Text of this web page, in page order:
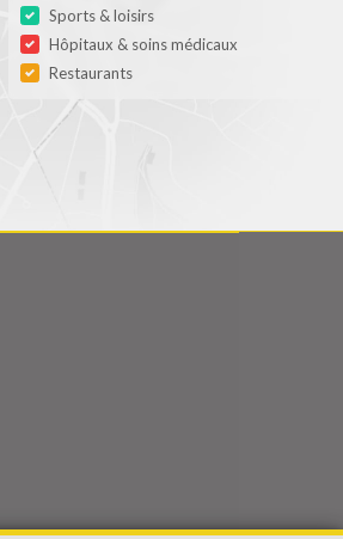
Sports & loisirs
Hôpitaux & soins médicaux
Restaurants